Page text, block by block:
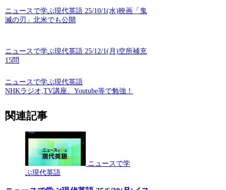
ニュースで学ぶ現代英語 25/10/1(水)映画「鬼
滅の刃」北米でも公開
ニュースで学ぶ現代英語 25/12/1(月)空所補充
15問
ニュースで学ぶ現代英語
NHKラジオ,TV講座、Youtube等で勉強！
関連記事
ニュースで学
ぶ現代英語